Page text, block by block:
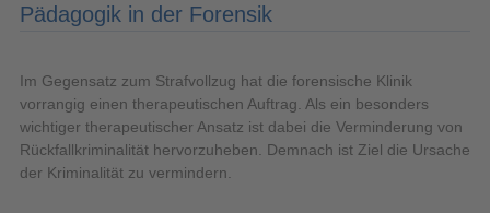
Pädagogik in der Forensik
Im Gegensatz zum Strafvollzug hat die forensische Klinik
vorrangig einen therapeutischen Auftrag. Als ein besonders
wichtiger therapeutischer Ansatz ist dabei die Verminderung von
Rückfallkriminalität hervorzuheben. Demnach ist Ziel die Ursache
der Kriminalität zu vermindern.